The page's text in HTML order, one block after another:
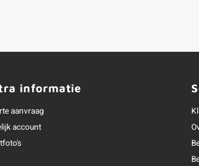
informatie
aanvraag
account